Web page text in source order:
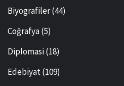
Biyografiler(44)
Coğrafya(5)
Diplomasi(18)
Edebiyat(109)